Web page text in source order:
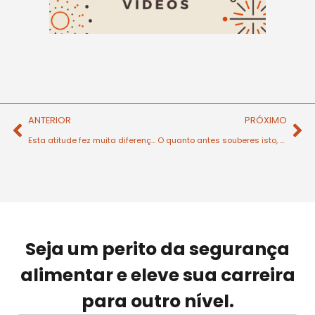
ANTERIOR
Esta atitude fez muita diferença na minha vida
PRÓXIMO
O quanto antes souberes isto, melhor
Seja um perito da segurança
alimentar e eleve sua carreira
para outro nível.